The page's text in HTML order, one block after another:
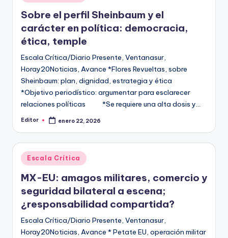
en
Sobre el perfil Sheinbaum y el
carácter en política: democracia,
ética, temple
Escala Crítica/Diario Presente, Ventanasur,
Horay20Noticias, Avance *Flores Revueltas, sobre
Sheinbaum: plan, dignidad, estrategia y ética
*Objetivo periodístico: argumentar para esclarecer
relaciones políticas *Se requiere una alta dosis y…
Publicado
Editor enero 22, 2026
Publicado
en
Escala Crítica
MX-EU: amagos militares, comercio y
seguridad bilateral a escena;
¿responsabilidad compartida?
Escala Crítica/Diario Presente, Ventanasur,
Horay20Noticias, Avance * Petate EU, operación militar